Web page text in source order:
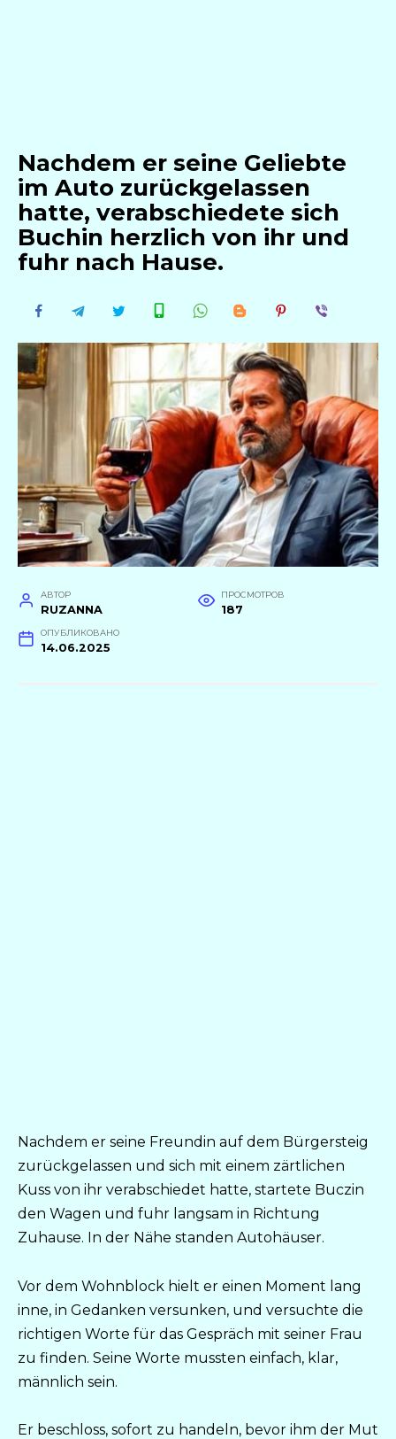
Nachdem er seine Geliebte
im Auto zurückgelassen
hatte, verabschiedete sich
Buchin herzlich von ihr und
fuhr nach Hause.
АВТОР
RUZANNA
ПРОСМОТРОВ
187
ОПУБЛИКОВАНО
14.06.2025
Nachdem er seine Freundin auf dem Bürgersteig
zurückgelassen und sich mit einem zärtlichen
Kuss von ihr verabschiedet hatte, startete Buczin
den Wagen und fuhr langsam in Richtung
Zuhause. In der Nähe standen Autohäuser.
Vor dem Wohnblock hielt er einen Moment lang
inne, in Gedanken versunken, und versuchte die
richtigen Worte für das Gespräch mit seiner Frau
zu finden. Seine Worte mussten einfach, klar,
männlich sein.
Er beschloss, sofort zu handeln, bevor ihm der Mut